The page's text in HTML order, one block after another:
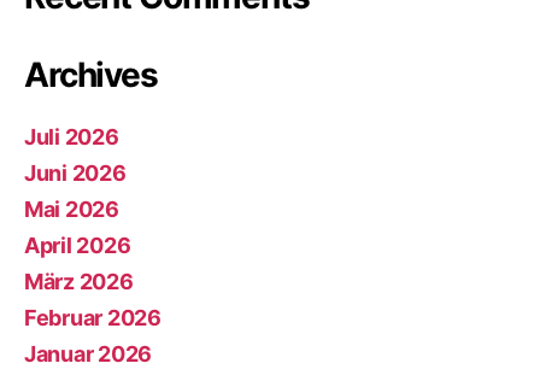
Archives
Juli 2026
Juni 2026
Mai 2026
April 2026
März 2026
Februar 2026
Januar 2026